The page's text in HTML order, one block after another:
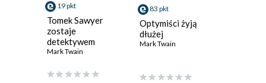
19 pkt
Tomek Sawyer
zostaje
detektywem
Mark Twain
83 pkt
Optymiści żyją
dłużej
Mark Twain